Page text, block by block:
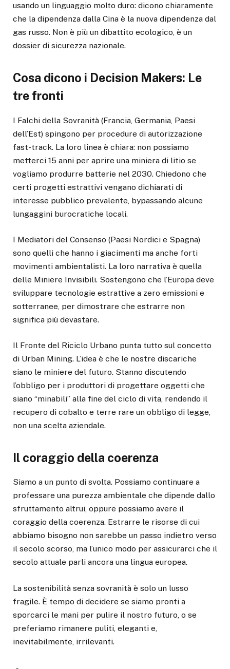
usando un linguaggio molto duro: dicono chiaramente
che la dipendenza dalla Cina è la nuova dipendenza dal
gas russo. Non è più un dibattito ecologico, è un
dossier di sicurezza nazionale.
Cosa dicono i Decision Makers: Le
tre fronti
I Falchi della Sovranità (Francia, Germania, Paesi
dell’Est) spingono per procedure di autorizzazione
fast-track. La loro linea è chiara: non possiamo
metterci 15 anni per aprire una miniera di litio se
vogliamo produrre batterie nel 2030. Chiedono che
certi progetti estrattivi vengano dichiarati di
interesse pubblico prevalente, bypassando alcune
lungaggini burocratiche locali.
I Mediatori del Consenso (Paesi Nordici e Spagna)
sono quelli che hanno i giacimenti ma anche forti
movimenti ambientalisti. La loro narrativa è quella
delle Miniere Invisibili. Sostengono che l’Europa deve
sviluppare tecnologie estrattive a zero emissioni e
sotterranee, per dimostrare che estrarre non
significa più devastare.
Il Fronte del Riciclo Urbano punta tutto sul concetto
di Urban Mining. L’idea è che le nostre discariche
siano le miniere del futuro. Stanno discutendo
l’obbligo per i produttori di progettare oggetti che
siano “minabili” alla fine del ciclo di vita, rendendo il
recupero di cobalto e terre rare un obbligo di legge,
non una scelta aziendale.
Il coraggio della coerenza
Siamo a un punto di svolta. Possiamo continuare a
professare una purezza ambientale che dipende dallo
sfruttamento altrui, oppure possiamo avere il
coraggio della coerenza. Estrarre le risorse di cui
abbiamo bisogno non sarebbe un passo indietro verso
il secolo scorso, ma l’unico modo per assicurarci che il
secolo attuale parli ancora una lingua europea.
La sostenibilità senza sovranità è solo un lusso
fragile. È tempo di decidere se siamo pronti a
sporcarci le mani per pulire il nostro futuro, o se
preferiamo rimanere puliti, eleganti e,
inevitabilmente, irrilevanti.